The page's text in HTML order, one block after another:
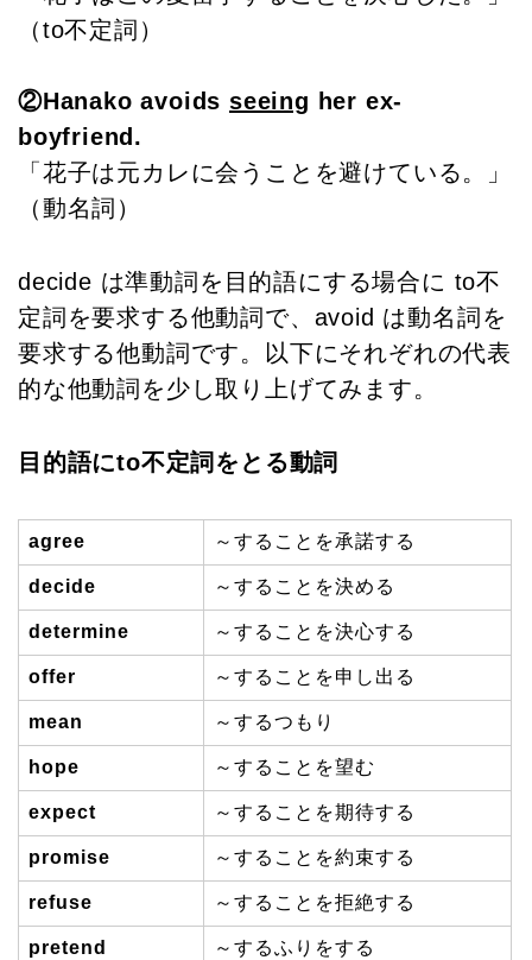
（to不定詞）
②Hanako avoids seeing her ex-
boyfriend.
「花子は元カレに会うことを避けている。」
（動名詞）
decide は準動詞を目的語にする場合に to不
定詞を要求する他動詞で、 avoid は動名詞を
要求する他動詞です。
以下にそれぞれの代表
的な他動詞を少し取り上げてみます。
目的語にto不定詞をとる動詞
agree ～することを承諾する
decide ～することを決める
determine ～することを決心する
offer ～することを申し出る
mean ～するつもり
hope ～することを望む
expect ～することを期待する
promise ～することを約束する
refuse ～することを拒絶する
pretend ～するふりをする